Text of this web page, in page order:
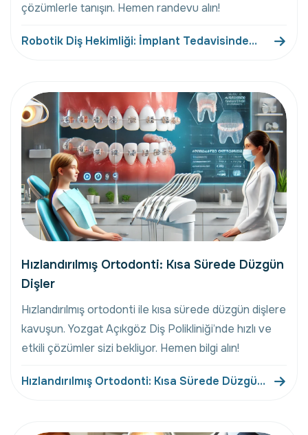
çözümlerle tanışın. Hemen randevu alın!
Robotik Diş Hekimliği: İmplant Tedavisinde
Hızlandırılmış Ortodonti: Kısa Sürede Düzgün
Dişler
Hızlandırılmış ortodonti ile kısa sürede düzgün dişlere
kavuşun. Yozgat Açıkgöz Diş Polikliniği’nde hızlı ve
etkili çözümler sizi bekliyor. Hemen bilgi alın!
Hızlandırılmış Ortodonti: Kısa Sürede Düzgün